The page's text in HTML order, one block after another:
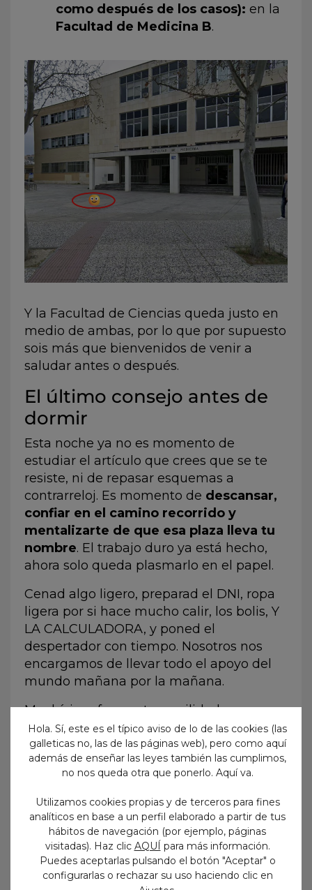
como después de los casos): en la
Facultad de Medicina B.
Y la Facultad de Ciencias queda justo en
medio de ambas, por lo que por supuesto
sois más que bienvenidos de venir a
saludar antes o después.
El último consejo antes de
dormir
Esta noche ya no es momento de
estudiar el artículo que crees que se te
resiste, ni de repasar esquemas a
contrarreloj. Es momento de descansar,
confiar en el camino recorrido y
mentalizarte de que esa plaza lleva tu
nombre. El trabajo duro ya está hecho,
ahora solo queda plasmarlo en el papel.
Cenad algo ligero, preparad el DNI, ropa
ligera por si hace mucho calir, los bolis, Y
LA CALCULADORA, y poned el
despertador con tiempo. Nosotros nos
encargamos de llevar todo el apoyo del
mundo mañana por la mañana.
Muchísima fuerza, tranquilidad y ¡a por
todas!
¡Nos vemos mañana!
Anterior Siguiente
Hola. Sí, este es el típico aviso de lo de las cookies (las
galleticas no, las de las páginas web), pero como aquí
además de enseñar las leyes también las cumplimos,
no nos queda otra que ponerlo. Aquí va.
Utilizamos cookies propias y de terceros para fines
analíticos en base a un perfil elaborado a partir de tus
hábitos de navegación (por ejemplo, páginas
visitadas). Haz clic AQUÍ para más información.
Puedes aceptarlas pulsando el botón "Aceptar" o
configurarlas o rechazar su uso haciendo clic en